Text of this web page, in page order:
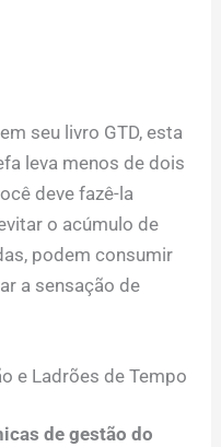
seu livro GTD, esta
leva menos de dois
deve fazê-la
o acúmulo de
podem consumir
a sensação de
e Ladrões de Tempo
de gestão do